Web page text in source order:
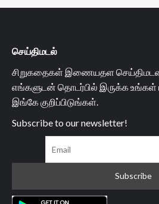
செய்திமடல்
சிறுகதைகள் இணையதள
எங்களுடன் தொடர்பில் இருக்க
இங்கே குறிப்பிடுங்கள்.
Subscribe to our newsletter!